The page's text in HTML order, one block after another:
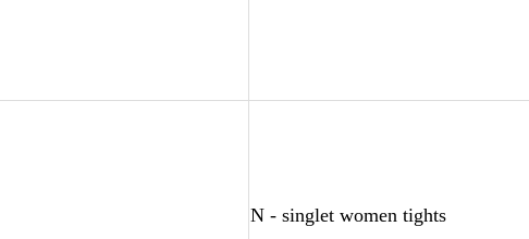
N - singlet women tights